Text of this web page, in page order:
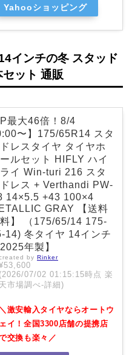
Yahooショッピング
インチの冬 スタッド
ット 通販
P最大46倍！8/4
〜】175/65R14 スタ
レスタイヤ タイヤホ
ルセット HIFLY ハイ
イ Win-turi 216 スタ
レス + Verthandi PW-
14×5.5 +43 100×4
GRAY 【送料
】 （175/65/14 175-
14) 冬タイヤ 14インチ
2025年製】
by Rinker
(2026/07/02 01:15:15時点 楽
天市場調べ-詳細)
＼激安輸入タイヤならオートウ
ェイ！全国3300店舗の提携店
交換も楽々／